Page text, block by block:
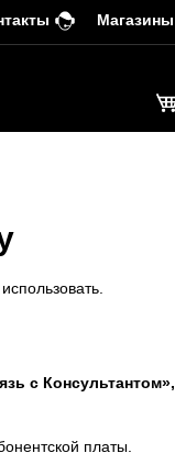
Магазины
с Консультантом»,
платы.